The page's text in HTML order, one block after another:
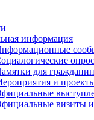
информация
для
и
визиты и